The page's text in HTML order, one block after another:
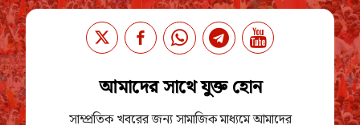
আমাদের সাথে যুক্ত হোন
সাম্প্রতিক খবরের জন্য সামাজিক মাধ্যমে আমাদের